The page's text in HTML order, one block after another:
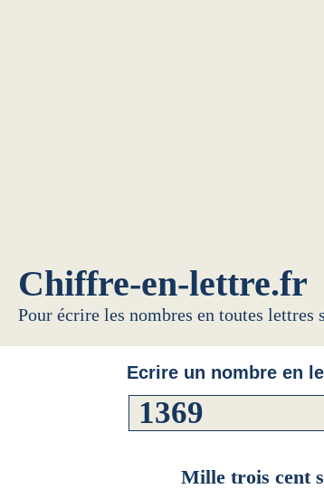
Chiffre-en-lettre.fr
Pour écrire les nombres en toutes lettres
Ecrire un nombre en
Mille trois cent